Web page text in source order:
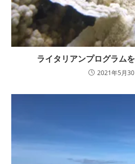
ライタリアンプログラム
2021年5月30